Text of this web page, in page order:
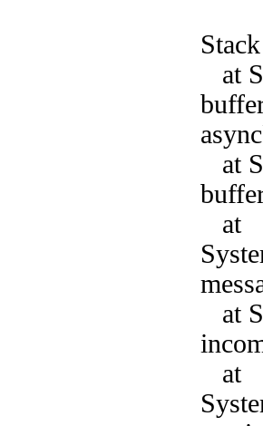
at
at
at
at
at